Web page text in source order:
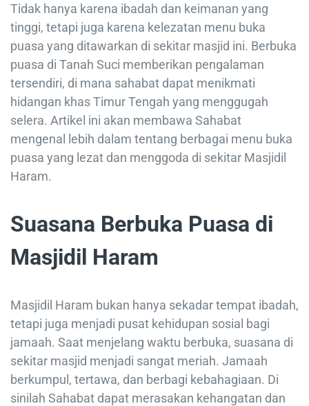
Tidak hanya karena ibadah dan keimanan yang
tinggi, tetapi juga karena kelezatan menu buka
puasa yang ditawarkan di sekitar masjid ini. Berbuka
puasa di Tanah Suci memberikan pengalaman
tersendiri, di mana sahabat dapat menikmati
hidangan khas Timur Tengah yang menggugah
selera. Artikel ini akan membawa Sahabat
mengenal lebih dalam tentang berbagai menu buka
puasa yang lezat dan menggoda di sekitar Masjidil
Haram.
Suasana Berbuka Puasa di
Masjidil Haram
Masjidil Haram bukan hanya sekadar tempat ibadah,
tetapi juga menjadi pusat kehidupan sosial bagi
jamaah. Saat menjelang waktu berbuka, suasana di
sekitar masjid menjadi sangat meriah. Jamaah
berkumpul, tertawa, dan berbagi kebahagiaan. Di
sinilah Sahabat dapat merasakan kehangatan dan